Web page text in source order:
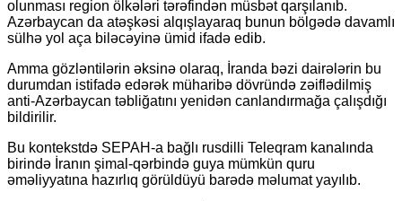
olunması region ölkələri tərəfindən müsbət qarşılanıb.
Azərbaycan da atəşkəsi alqışlayaraq bunun bölgədə davamlı
sülhə yol aça biləcəyinə ümid ifadə edib.
Amma gözləntilərin əksinə olaraq, İranda bəzi dairələrin bu
durumdan istifadə edərək müharibə dövründə zəiflədilmiş
anti-Azərbaycan təbliğatını yenidən canlandırmağa çalışdığı
bildirilir.
Bu kontekstdə SEPAH-a bağlı rusdilli Teleqram kanalında
birində İranın şimal-qərbində guya mümkün quru
əməliyyatına hazırlıq görüldüyü barədə məlumat yayılıb.